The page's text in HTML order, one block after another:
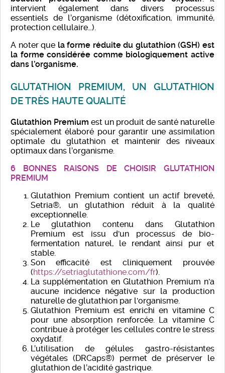
intervient également dans divers processus
essentiels de l’organisme (détoxification, immunité,
protection cellulaire…).
A noter que la forme réduite du glutathion (GSH) est
la forme considérée comme biologiquement active
dans l’organisme.
GLUTATHION PREMIUM, UN GLUTATHION
DE TRÈS HAUTE QUALITÉ
Glutathion Premium est un produit de santé naturelle
spécialement élaboré pour garantir une assimilation
optimale du glutathion et maintenir des niveaux
optimaux dans l’organisme.
6 BONNES RAISONS DE CHOISIR GLUTATHION
PREMIUM
Glutathion Premium contient un actif breveté,
Setria®, un glutathion réduit à la qualité
exceptionnelle.
Le glutathion contenu dans Glutathion
Premium est issu d'un processus de bio-
fermentation naturel, le rendant ainsi pur et
stable.
Son efficacité est cliniquement prouvée
(https://setriaglutathione.com/fr).
La supplémentation en Glutathion Premium n'a
aucune incidence négative sur la production
naturelle de glutathion par l'organisme.
Glutathion Premium est enrichi en vitamine C
pour une absorption renforcée. La vitamine C
contribue à protéger les cellules contre le stress
oxydatif.
L’utilisation de gélules gastro-résistantes
végétales (DRCaps®) permet de préserver le
glutathion de l’acidité gastrique.